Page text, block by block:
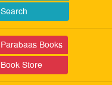
Search
Parabaas Books
Book Store